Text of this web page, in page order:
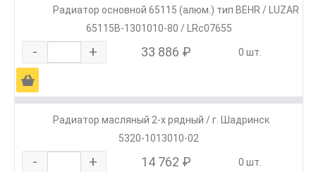
Радиатор основной 65115 (алюм.) тип BEHR / LUZAR
65115В-1301010-80 / LRc07655
- + 33 886 ₽ 0 шт.
Ä
Радиатор масляный 2-х рядный / г. Шадринск
5320-1013010-02
- + 14 762 ₽ 0 шт.